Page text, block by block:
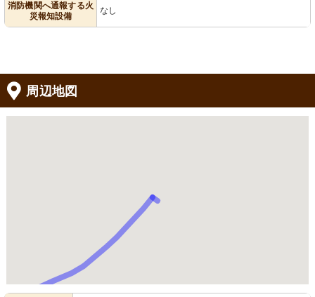
消防機関へ通報する火
災報知設備
なし
周辺地図